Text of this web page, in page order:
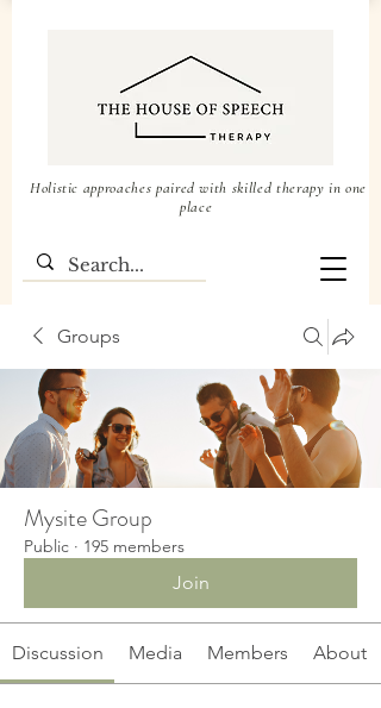
Holistic approaches paired with skilled therapy in one
place
Groups
Mysite Group
Public · 195 members
Join
Discussion Media Members About